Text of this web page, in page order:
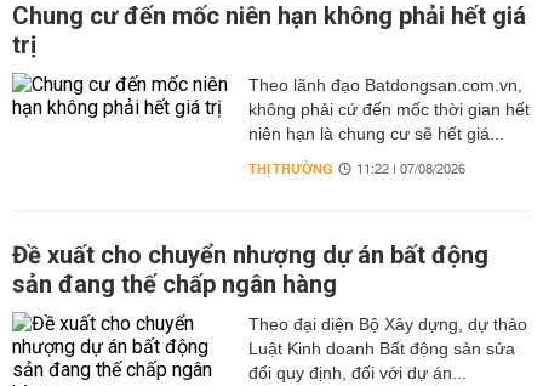
Chung cư đến mốc niên hạn không phải hết giá
trị
Theo lãnh đạo Batdongsan.com.vn,
không phải cứ đến mốc thời gian hết
niên hạn là chung cư sẽ hết giá...
THỊ TRƯỜNG 11:22 | 07/08/2026
Đề xuất cho chuyển nhượng dự án bất động
sản đang thế chấp ngân hàng
Theo đại diện Bộ Xây dựng, dự thảo
Luật Kinh doanh Bất động sản sửa
đổi quy định, đối với dự án...